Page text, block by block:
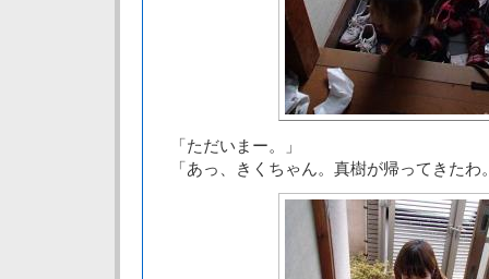
「ただいまー。」
「あっ、きくちゃん。真樹が帰ってきたわ